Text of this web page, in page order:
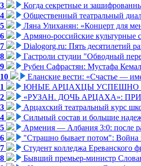
3
Когда секретные и
4
Общественный театральный
5
Ляна Улиханян: «Концерт для
6
Армяно-российские культурные
7
Dialogorg.ru: Пять десятилетий
8
Гастроли студии "Обводный
9
Рубен Сафрастян: Мустафа
10
Еланские вести: «Счастье —
1
ЮНЫЕ АРЦАХЦЫ УСПЕШНО
2
«РУЗАН. ДОЧЬ АРЦАХА»:
3
Арцахский театральный курс
4
Сильный состав и большие
5
Армения — Албания 3:0: после
6
"Страшно бывает потом": Война
7
Студент колледжа Ереванского
8
Бывший премьер-министр